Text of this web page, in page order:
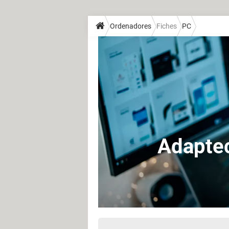
Ordenadores Fiches PC